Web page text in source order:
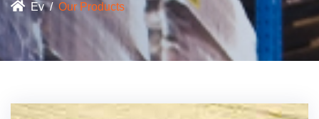
Ev Our Products